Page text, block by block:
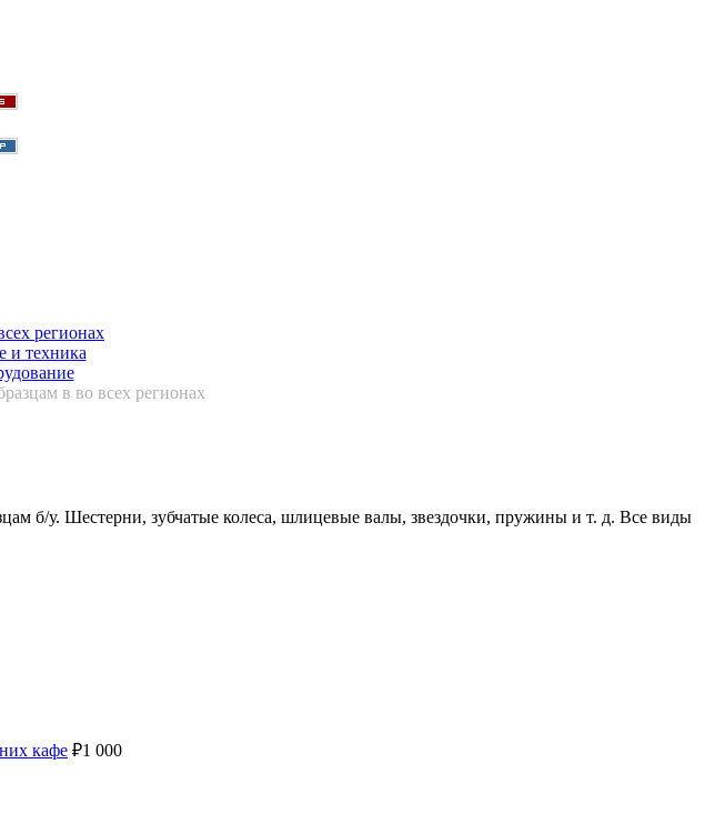
регионах
и техника
в во всех регионах
б/у. Шестерни, зубчатые колеса, шлицевые валы, звездочки, пружины и т. д. Все виды
кафе ₽1 000